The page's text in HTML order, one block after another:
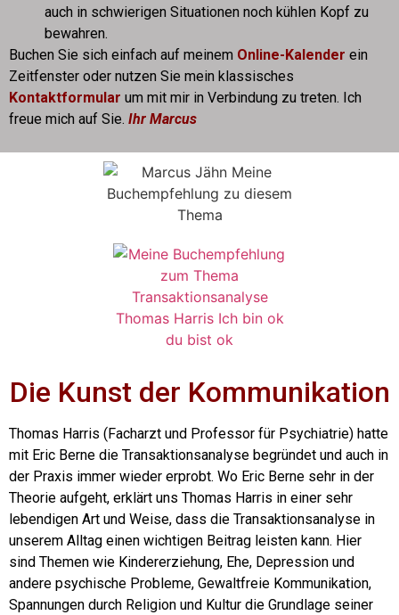
auch in schwierigen Situationen noch kühlen Kopf zu
bewahren.
Buchen Sie sich einfach auf meinem Online-Kalender ein
Zeitfenster oder nutzen Sie mein klassisches
Kontaktformular um mit mir in Verbindung zu treten. Ich
freue mich auf Sie. Ihr Marcus
Die Kunst der Kommunikation
Thomas Harris (Facharzt und Professor für Psychiatrie) hatte
mit Eric Berne die Transaktionsanalyse begründet und auch in
der Praxis immer wieder erprobt. Wo Eric Berne sehr in der
Theorie aufgeht, erklärt uns Thomas Harris in einer sehr
lebendigen Art und Weise, dass die Transaktionsanalyse in
unserem Alltag einen wichtigen Beitrag leisten kann. Hier
sind Themen wie Kindererziehung, Ehe, Depression und
andere psychische Probleme, Gewaltfreie Kommunikation,
Spannungen durch Religion und Kultur die Grundlage seiner